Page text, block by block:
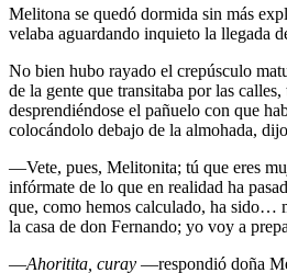
Melitona se quedó dormida sin más
velaba aguardando inquieto la llegada
No bien hubo rayado el crepúsculo
de la gente que transitaba por las
desprendiéndose el pañuelo con que
colocándolo debajo de la almohada,
—Vete, pues, Melitonita; tú que eres
infórmate de lo que en realidad ha
que, como hemos calculado, ha sido…
la casa de don Fernando; yo voy a
—Ahoritita, curay —respondió doña